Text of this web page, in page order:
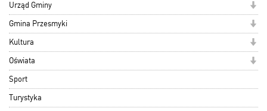
Urząd Gminy
Gmina Przesmyki
Kultura
Oświata
Sport
Turystyka